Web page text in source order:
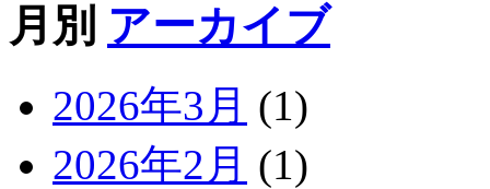
月別 アーカイブ
2026年3月 (1)
2026年2月 (1)